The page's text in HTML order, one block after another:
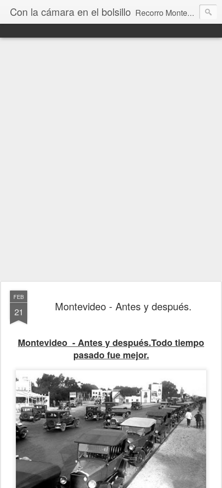
Con la cámara en el bolsillo Recorro Montevideo y el mundo. Fotos e historias de aquí y allá.
FEB
21 Montevideo - Antes y después.
Montevideo - Antes y después.Todo tiempo
pasado fue mejor.